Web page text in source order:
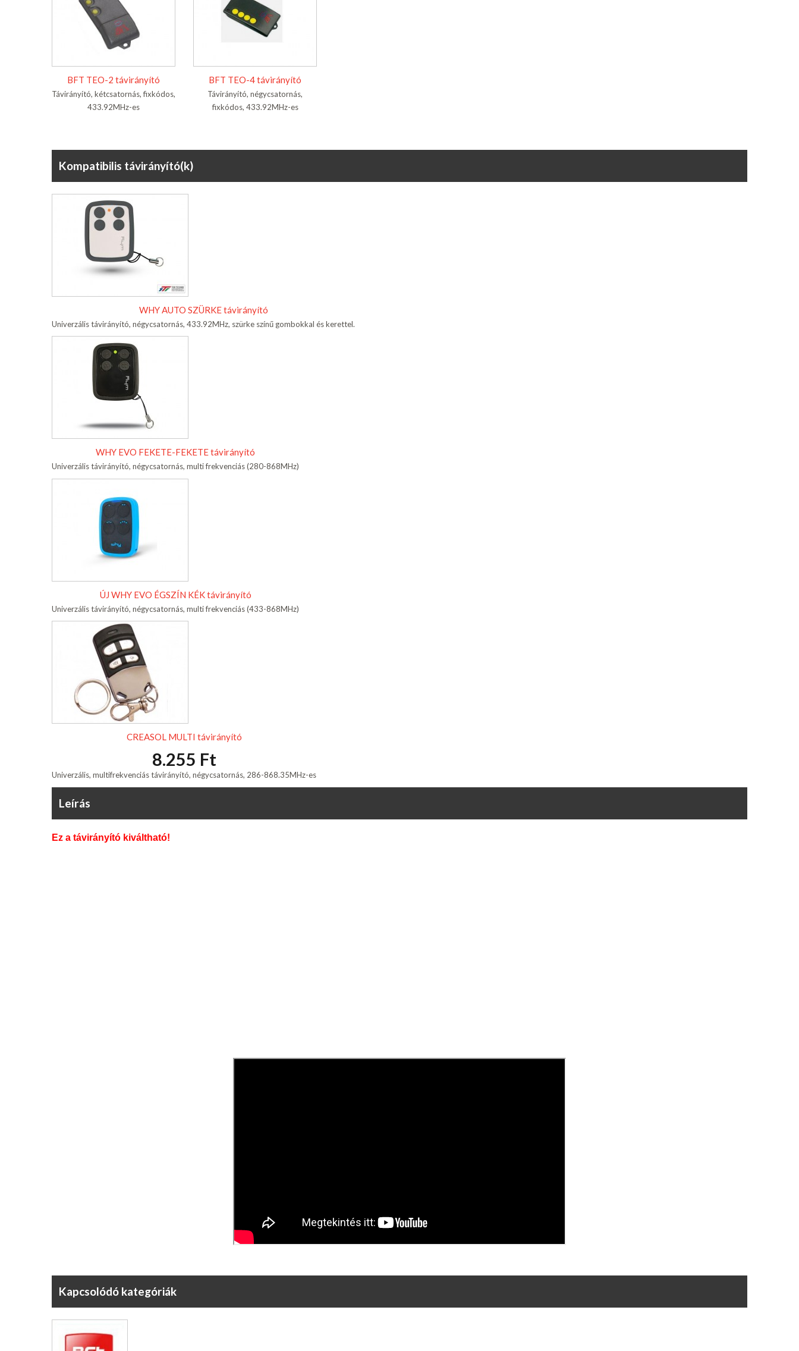
BFT TEO-2 távirányító
Távirányító, kétcsatornás, fixkódos,
433.92MHz-es
BFT TEO-4 távirányító
Távirányító, négycsatornás,
fixkódos, 433.92MHz-es
Kompatibilis távirányító(k)
WHY AUTO SZÜRKE távirányító
Univerzális távirányító, négycsatornás, 433.92MHz, szürke színű gombokkal és kerettel.
WHY EVO FEKETE-FEKETE távirányító
Univerzális távirányító, négycsatornás, multi frekvenciás (280-868MHz)
ÚJ WHY EVO ÉGSZÍN KÉK távirányító
Univerzális távirányító, négycsatornás, multi frekvenciás (433-868MHz)
CREASOL MULTI távirányító
8.255 Ft
Univerzális, multifrekvenciás távirányító, négycsatornás, 286-868.35MHz-es
Leírás
Ez a távirányító kiváltható!
Kapcsolódó kategóriák